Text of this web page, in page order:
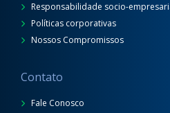
Responsabilidade socio-
Políticas corporativas
Nossos Compromissos
Contato
Fale Conosco